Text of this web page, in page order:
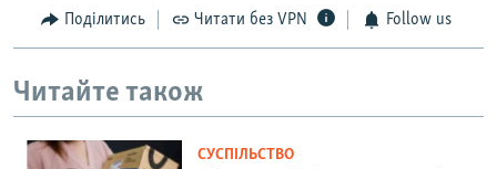
Поділитись Читати без VPN Follow us
Читайте також
СУСПІЛЬСТВО